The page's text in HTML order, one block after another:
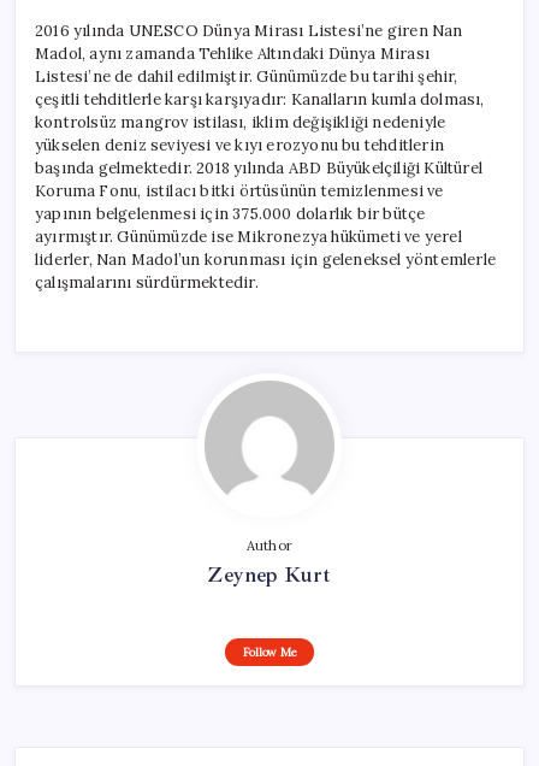
2016 yılında UNESCO Dünya Mirası Listesi’ne giren Nan
Madol, aynı zamanda Tehlike Altındaki Dünya Mirası
Listesi’ne de dahil edilmiştir. Günümüzde bu tarihi şehir,
çeşitli tehditlerle karşı karşıyadır: Kanalların kumla dolması,
kontrolsüz mangrov istilası, iklim değişikliği nedeniyle
yükselen deniz seviyesi ve kıyı erozyonu bu tehditlerin
başında gelmektedir. 2018 yılında ABD Büyükelçiliği Kültürel
Koruma Fonu, istilacı bitki örtüsünün temizlenmesi ve
yapının belgelenmesi için 375.000 dolarlık bir bütçe
ayırmıştır. Günümüzde ise Mikronezya hükümeti ve yerel
liderler, Nan Madol’un korunması için geleneksel yöntemlerle
çalışmalarını sürdürmektedir.
Author
Zeynep Kurt
Follow Me